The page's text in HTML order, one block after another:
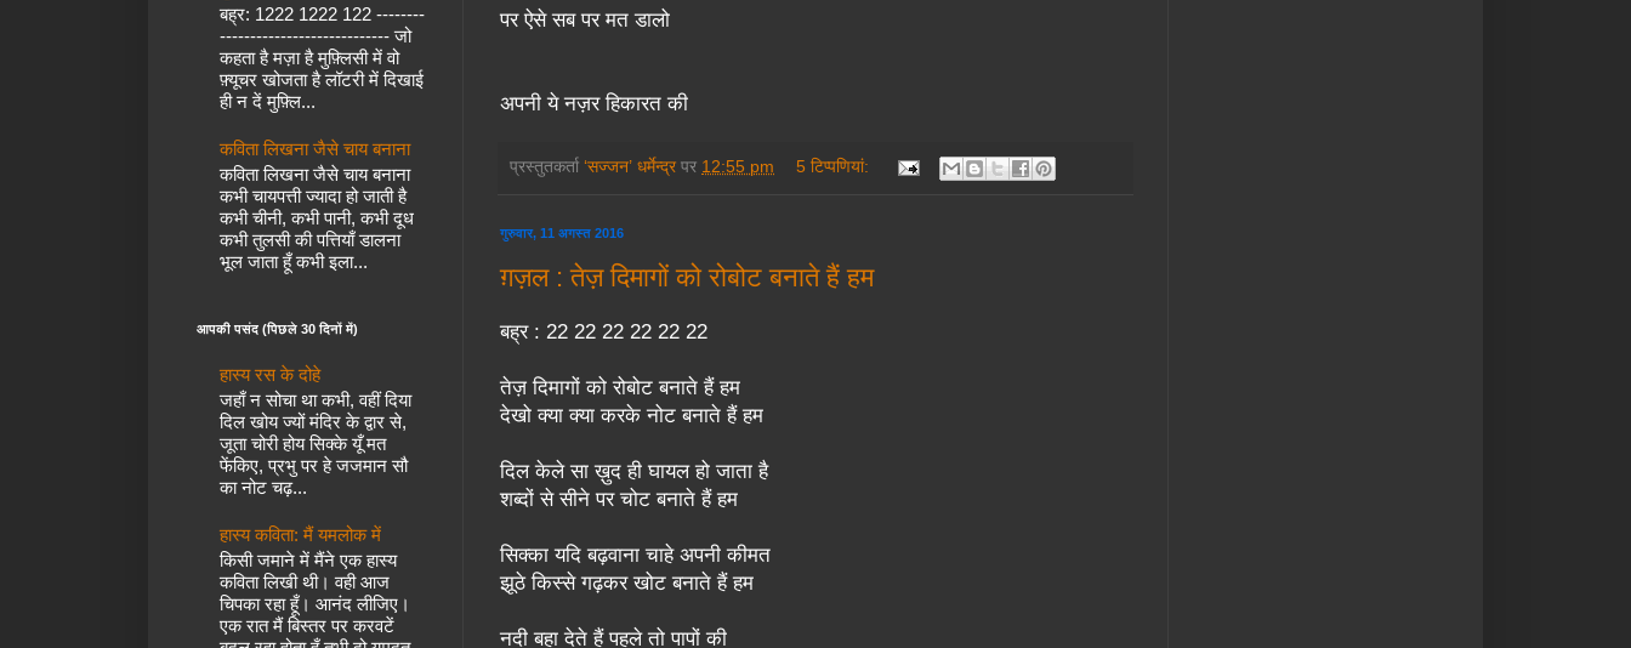
पर ऐसे सब पर मत डालो
अपनी ये नज़र हिकारत की
प्रस्तुतकर्ता ‘सज्जन’ धर्मेन्द्र पर 12:55 pm 5 टिप्‍पणियां:
गुरुवार, 11 अगस्त 2016
ग़ज़ल : तेज़ दिमागों को रोबोट बनाते हैं हम
बह्र : 22 22 22 22 22 22
तेज़ दिमागों को रोबोट बनाते हैं हम
देखो क्या क्या करके नोट बनाते हैं हम
दिल केले सा ख़ुद ही घायल हो जाता है
शब्दों से सीने पर चोट बनाते हैं हम
सिक्का यदि बढ़वाना चाहे अपनी कीमत
झूठे किस्से गढ़कर खोट बनाते हैं हम
नदी बहा देते हैं पहले तो पापों की
बह्र: 1222 1222 122 --------
---------------------------- जो
कहता है मज़ा है मुफ़्लिसी में वो
फ़्यूचर खोजता है लॉटरी में दिखाई
ही न दें मुफ़्लि...
कविता लिखना जैसे चाय बनाना
कविता लिखना जैसे चाय बनाना
कभी चायपत्ती ज्यादा हो जाती है
कभी चीनी, कभी पानी, कभी दूध
कभी तुलसी की पत्तियाँ डालना
भूल जाता हूँ कभी इला...
आपकी पसंद (पिछले 30 दिनों में)
हास्य रस के दोहे
जहाँ न सोचा था कभी, वहीं दिया
दिल खोय ज्यों मंदिर के द्वार से,
जूता चोरी होय सिक्के यूँ मत
फेंकिए, प्रभु पर हे जजमान सौ
का नोट चढ़...
हास्य कविता: मैं यमलोक में
किसी जमाने में मैंने एक हास्य
कविता लिखी थी। वही आज
चिपका रहा हूँ। आनंद लीजिए।
एक रात मैं बिस्तर पर करवटें